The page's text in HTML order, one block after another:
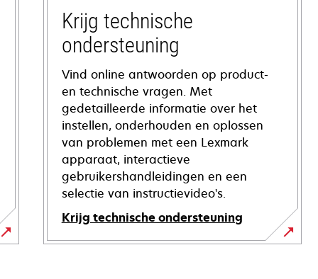
Krijg technische
ondersteuning
Vind online antwoorden op product-
en technische vragen. Met
gedetailleerde informatie over het
instellen, onderhouden en oplossen
van problemen met een Lexmark
apparaat, interactieve
gebruikershandleidingen en een
selectie van instructievideo's.
Krijg technische ondersteuning
opens